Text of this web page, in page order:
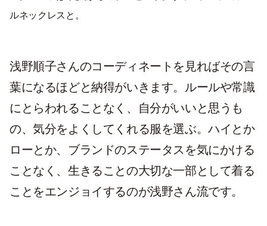
ルネックレスと。
浅野順子さんのコーディネートを見ればその言
葉になるほどと納得がいきます。ルールや常識
にとらわれることなく、自分がいいと思うも
の、気分をよくしてくれる服を選ぶ。ハイとか
ローとか、ブランドのステータスを気にかける
ことなく、生きることの大切な一部として着る
ことをエンジョイするのが浅野さん流です。